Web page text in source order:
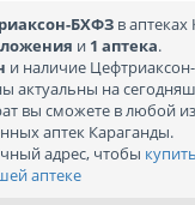
БХФЗ в
и 1 аптека.
и наличие
актуальны на
вы сможете в любой из
аптек Караганды.
адрес, чтобы
аптеке